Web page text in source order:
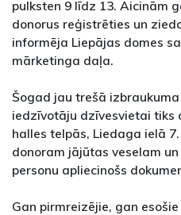
pulksten 9 līdz 13. Aicinām
donorus reģistrēties un
informēja Liepājas domes
mārketinga daļa.
Šogad jau trešā
iedzīvotāju dzīvesvietai tiks
halles telpās, Liedaga ielā
donoram jājūtas veselam
personu apliecinošs
Gan pirmreizējie, gan